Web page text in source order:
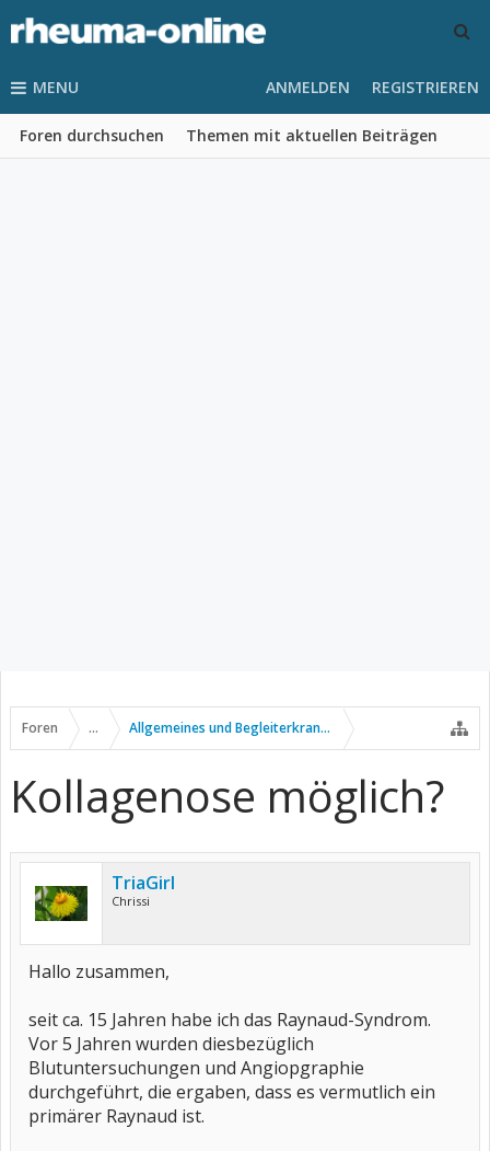
MENU
Foren durchsuchen Themen mit aktuellen Beiträgen
ANMELDEN REGISTRIEREN
Foren ... Allgemeines und Begleiterkrankungen
Kollagenose möglich?
TriaGirl
Chrissi
Hallo zusammen,
seit ca. 15 Jahren habe ich das Raynaud-Syndrom.
Vor 5 Jahren wurden diesbezüglich
Blutuntersuchungen und Angiopgraphie
durchgeführt, die ergaben, dass es vermutlich ein
primärer Raynaud ist.